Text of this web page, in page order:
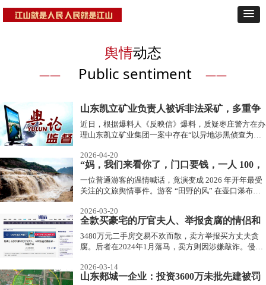
舆情动态
—— Public sentiment ——
山东凯立矿业负责人被诉非法采矿，多重争
议待解
近日，根据爆料人《反映信》爆料，质疑枣庄警方在办
理山东凯立矿业集团一案中存在“以异地涉黑侦查为权
已在枣庄市市中区人民法院开庭审理，尚未作出判决，
而围绕程序违法、证据认定、跨区域管辖违法等多重争
议，仍在持续发酵。
2026-04-20
“妈，我们来看你了，门口要钱，一人 100，
我们就不进去了” 丨壶口瀑布喊话风波值得
反思
一位普通游客的温情喊话，竟演变成 2026 年开年最受
关注的文旅舆情事件。游客 “田野的风” 在壶口瀑布景
钱，一人 100，我们就不进去了” 的真情流露，不仅遭
遇投诉下架，还被要求公开道歉，引发全网对景区经营
理念的深刻反思。
2026-03-20
全款买豪宅的厅官夫人、举报贪腐的情侣和
一桩敲诈案
3480万元二手房交易不欢而散，卖方举报买方丈夫贪
腐。后者在2024年1月落马，卖方则因涉嫌敲诈。侵犯
2026-03-14
山东郯城一企业：投资3600万未批先建被罚